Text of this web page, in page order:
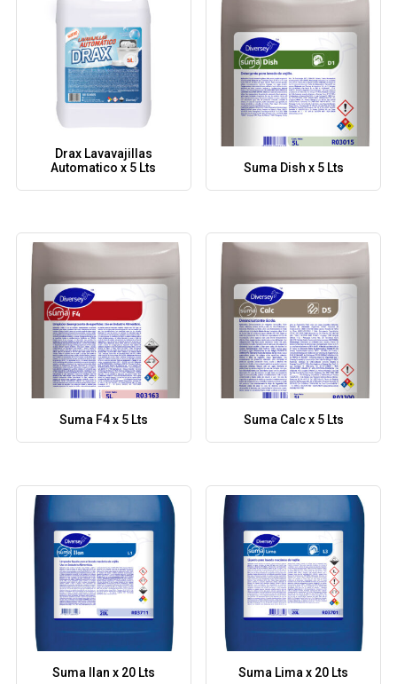
Drax Lavavajillas
Automatico x 5 Lts
Suma Dish x 5 Lts
Suma F4 x 5 Lts Suma Calc x 5 Lts
Suma Ilan x 20 Lts Suma Lima x 20 Lts